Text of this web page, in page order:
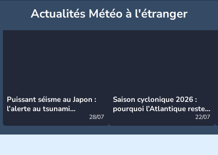
Actualités Météo à l'étranger
Puissant séisme au Japon :
l’alerte au tsunami
28/07
Saison cyclonique 2026 :
pourquoi l’Atlantique reste
22/07